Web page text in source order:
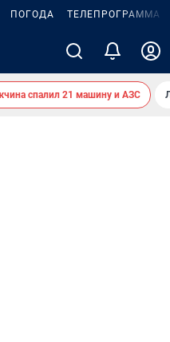
ПОГОДА ТЕЛЕПРОГРАММА
спалил 21 машину и АЗС